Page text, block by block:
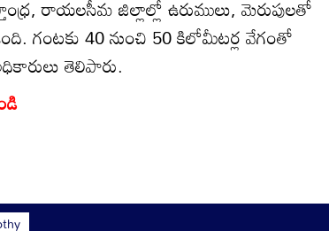
రాయలసీమ జిల్లాల్లో ఉరుములు, మెరుపులతో
గంటకు 40 నుంచి 50 కిలోమీటర్ల వేగంతో
తెలిపారు.